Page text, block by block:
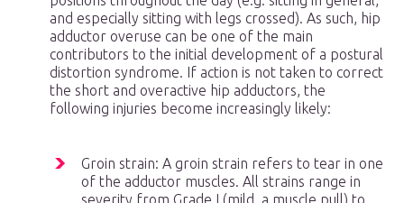
and especially sitting with legs crossed). As such, hip
adductor overuse can be one of the main
contributors to the initial development of a postural
distortion syndrome. If action is not taken to correct
the short and overactive hip adductors, the
following injuries become increasingly likely:
Groin strain: A groin strain refers to tear in one
of the adductor muscles. All strains range in
severity from Grade I (mild, a muscle pull) to